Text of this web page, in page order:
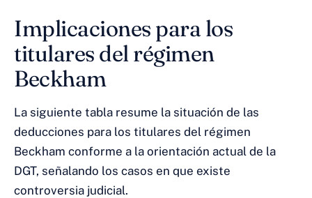
Implicaciones para los
titulares del régimen
Beckham
La siguiente tabla resume la situación de las
deducciones para los titulares del régimen
Beckham conforme a la orientación actual de la
DGT, señalando los casos en que existe
controversia judicial.